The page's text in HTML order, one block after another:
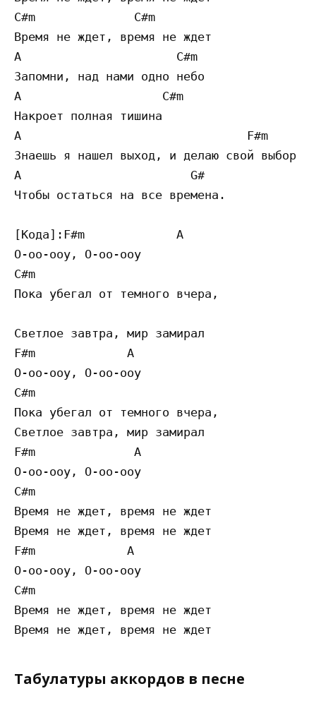
C#m              C#m
Время не ждет, время не ждет
A                      C#m
Запомни, над нами одно небо
A                    C#m
Накроет полная тишина
A                                F#m
Знаешь я нашел выход, и делаю свой выбор
A                        G#
Чтобы остаться на все времена.
[Кода]:F#m             A
О-оо-ооу, О-оо-ооу
C#m
Пока убегал от темного вчера,
Светлое завтра, мир замирал
F#m             A
О-оо-ооу, О-оо-ооу
C#m
Пока убегал от темного вчера,
Светлое завтра, мир замирал
F#m              A
О-оо-ооу, О-оо-ооу
C#m
Время не ждет, время не ждет
Время не ждет, время не ждет
F#m             A
О-оо-ооу, О-оо-ооу
C#m
Время не ждет, время не ждет
Табулатуры аккордов в песне